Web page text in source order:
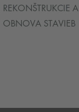
REKONŠTRUKCIE A
OBNOVA STAVIEB